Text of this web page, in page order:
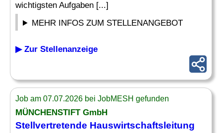
wichtigsten Aufgaben [...]
MEHR INFOS ZUM STELLENANGEBOT
▶ Zur Stellenanzeige
Job am 07.07.2026 bei JobMESH gefunden
MÜNCHENSTIFT GmbH
Stellvertretende Hauswirtschaftsleitung